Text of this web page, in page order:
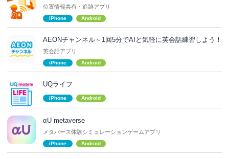
位置情報共有・追跡アプリ
iPhone Android
AEONチャンネル～1回5分でAIと気軽に英会話練習しよう！
英会話アプリ
iPhone Android
UQライフ
iPhone Android
αU metaverse
メタバース体験シミュレーションゲームアプリ
iPhone Android